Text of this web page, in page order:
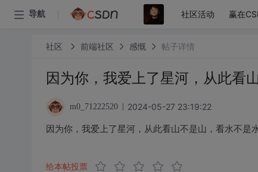
导航 社区活动 赢在
社区 前端社区 感慨 帖子详情
因为你，我爱上了星河，从此看
m0_71222520 2024-05-27 23:19:22
因为你，我爱上了星河，从此看山不是山，看水不是
给本帖投票